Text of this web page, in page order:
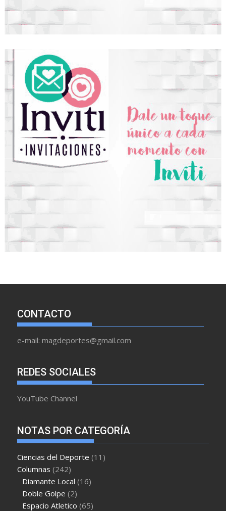
CONTACTO
e-mail: magdeportes@gmail.com
REDES SOCIALES
YouTube Channel
NOTAS POR CATEGORÍA
Ciencias del Deporte (11)
Columnas (242)
Diamante Local (16)
Doble Golpe (2)
Espacio Atletico (65)